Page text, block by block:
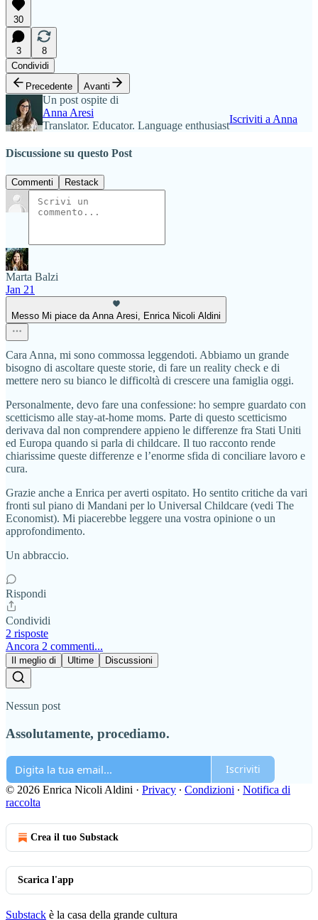
30
3
8
Condividi
Precedente
Avanti
Un post ospite di
Anna Aresi
Translator. Educator. Language enthusiast
Iscriviti a Anna
Discussione su questo Post
Commenti Restack
Marta Balzi
Jan 21
Messo Mi piace da Anna Aresi, Enrica Nicoli Aldini
Cara Anna, mi sono commossa leggendoti. Abbiamo un grande
bisogno di ascoltare queste storie, di fare un reality check e di
mettere nero su bianco le difficoltà di crescere una famiglia oggi.
Personalmente, devo fare una confessione: ho sempre guardato con
scetticismo alle stay-at-home moms. Parte di questo scetticismo
derivava dal non comprendere appieno le differenze fra Stati Uniti
ed Europa quando si parla di childcare. Il tuo racconto rende
chiarissime queste differenze e l’enorme sfida di conciliare lavoro e
cura.
Grazie anche a Enrica per averti ospitato. Ho sentito critiche da vari
fronti sul piano di Mandani per lo Universal Childcare (vedi The
Economist). Mi piacerebbe leggere una vostra opinione o un
approfondimento.
Un abbraccio.
Rispondi
Condividi
2 risposte
Ancora 2 commenti...
Il meglio di Ultime Discussioni
Nessun post
Assolutamente, procediamo.
Iscriviti
© 2026 Enrica Nicoli Aldini · Privacy ∙ Condizioni ∙ Notifica di
raccolta
Crea il tuo Substack
Scarica l'app
Substack è la casa della grande cultura